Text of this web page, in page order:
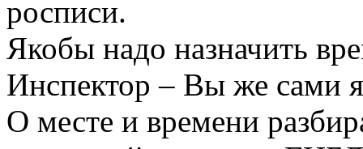
росписи.
Якобы надо назначить
Инспектор – Вы же сами
О месте и времени